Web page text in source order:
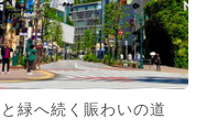
緑へ続く賑わいの道